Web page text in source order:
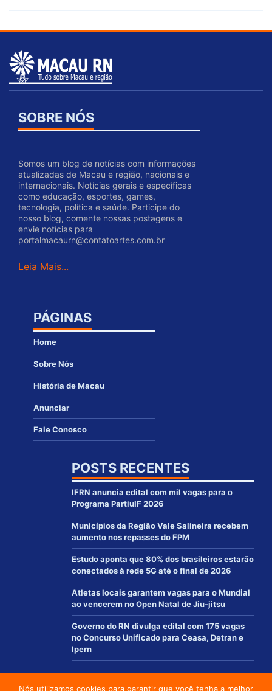
SOBRE NÓS
Somos um blog de notícias com informações
atualizadas de Macau e região, nacionais e
internacionais. Notícias gerais e específicas
como educação, esportes, games,
tecnologia, política e saúde. Participe do
nosso blog, comente nossas postagens e
envie notícias para
portalmacaurn@contatoartes.com.br
Leia Mais...
PÁGINAS
Home
Sobre Nós
História de Macau
Anunciar
Fale Conosco
POSTS RECENTES
IFRN anuncia edital com mil vagas para o
Programa PartiuIF 2026
Municípios da Região Vale Salineira recebem
aumento nos repasses do FPM
Estudo aponta que 80% dos brasileiros estarão
conectados à rede 5G até o final de 2026
Atletas locais garantem vagas para o Mundial
ao vencerem no Open Natal de Jiu-jitsu
Governo do RN divulga edital com 175 vagas
no Concurso Unificado para Ceasa, Detran e
Ipern
Nós utilizamos cookies para garantir que você tenha a melhor